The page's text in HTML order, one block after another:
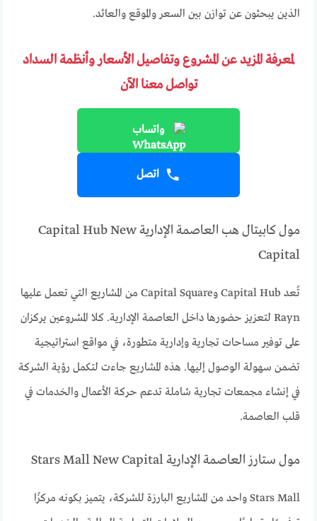
الذين يبحثون عن توازن بين السعر والموقع والعائد.
لمعرفة المزيد عن المشروع وتفاصيل الأسعار وأنظمة السداد
تواصل معنا الآن
واتساب
اتصل
مول كابيتال هب العاصمة الإدارية Capital Hub New
Capital
تُعد Capital Hub وCapital Square من المشاريع التي تعمل عليها
Rayn لتعزيز حضورها داخل العاصمة الإدارية. كلا المشروعين يركزان
على توفير مساحات تجارية وإدارية متطورة، في مواقع استراتيجية
تضمن سهولة الوصول إليها. هذه المشاريع جاءت لتكمل رؤية الشركة
في إنشاء مجمعات تجارية شاملة تدعم حركة الأعمال والخدمات في
قلب العاصمة.
مول ستارز العاصمة الإدارية Stars Mall New Capital
Stars Mall واحد من المشاريع البارزة للشركة، يتميز بكونه مركزًا